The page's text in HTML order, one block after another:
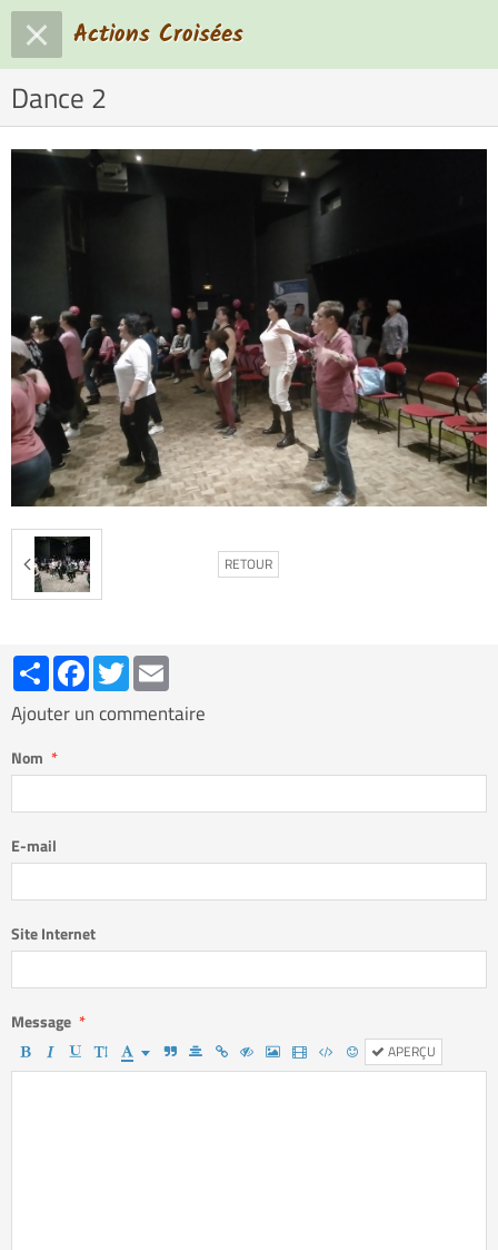
Actions Croisées
Dance 2
RETOUR
PartagerFacebookTwitter
Ajouter un commentaire
Nom
E-mail
Site Internet
Message
APERÇU